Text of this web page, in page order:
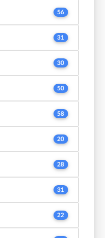
56
31
30
50
58
20
28
31
22